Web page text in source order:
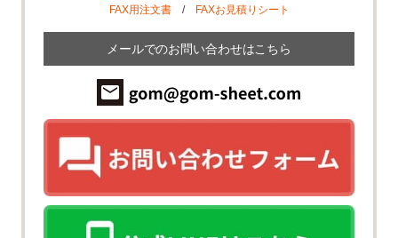
FAX用注文書/ FAXお見積りシート
メールでのお問い合わせはこちら